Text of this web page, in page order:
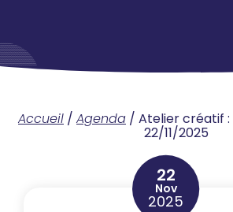
Accueil / Agenda / Atelier créatif
22/11/2025
22
Nov
2025